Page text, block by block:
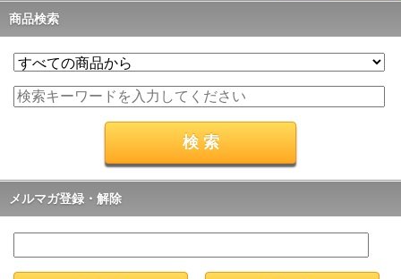
商品検索
メルマガ登録・解除